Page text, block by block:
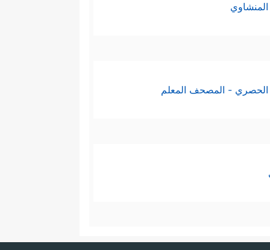
الحصري - المصحف المعلم